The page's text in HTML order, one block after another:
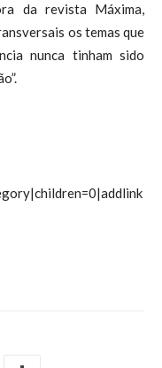
da revista Máxima,
os temas que
nunca tinham sido